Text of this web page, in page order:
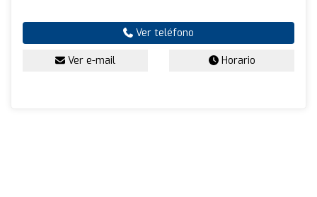
Ver teléfono
Ver e-mail Horario